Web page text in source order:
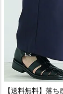
【送料無料】落